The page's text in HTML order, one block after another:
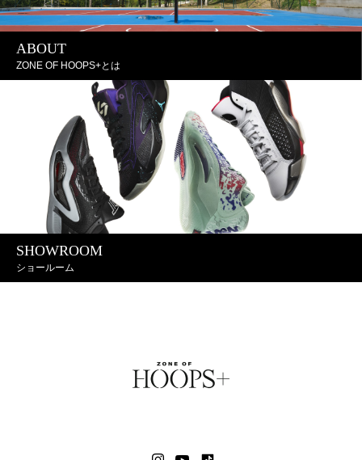
ABOUT
ZONE OF HOOPS+とは
SHOWROOM
ショールーム